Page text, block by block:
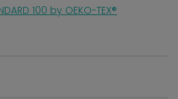
100 by OEKO-TEX®